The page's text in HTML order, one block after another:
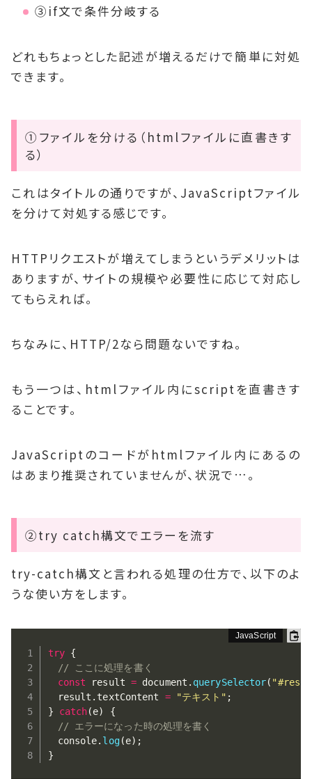
③if文で条件分岐する
どれもちょっとした記述が増えるだけで簡単に対処
できます。
①ファイルを分ける（htmlファイルに直書きす
る）
これはタイトルの通りですが、JavaScriptファイル
を分けて対処する感じです。
HTTPリクエストが増えてしまうというデメリットは
ありますが、サイトの規模や必要性に応じて対応し
てもらえれば。
ちなみに、HTTP/2なら問題ないですね。
もう一つは、htmlファイル内にscriptを直書きす
ることです。
JavaScriptのコードがhtmlファイル内にあるの
はあまり推奨されていませんが、状況で…。
②try catch構文でエラーを流す
try-catch構文と言われる処理の仕方で、以下のよ
うな使い方をします。
try {
// ここに処理を書く
const result = document . querySelector(
result . textContent = "テキスト" ;
}
catch(e)
{
// エラーになった時の処理を書く
console. log(e) ;
}